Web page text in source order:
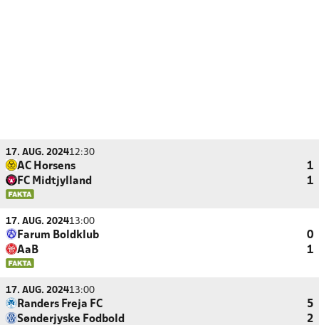
17. AUG. 202412:30
AC Horsens
1
FC Midtjylland
1
17. AUG. 202413:00
Farum Boldklub
0
AaB
1
17. AUG. 202413:00
Randers Freja FC
5
Sønderjyske Fodbold
2